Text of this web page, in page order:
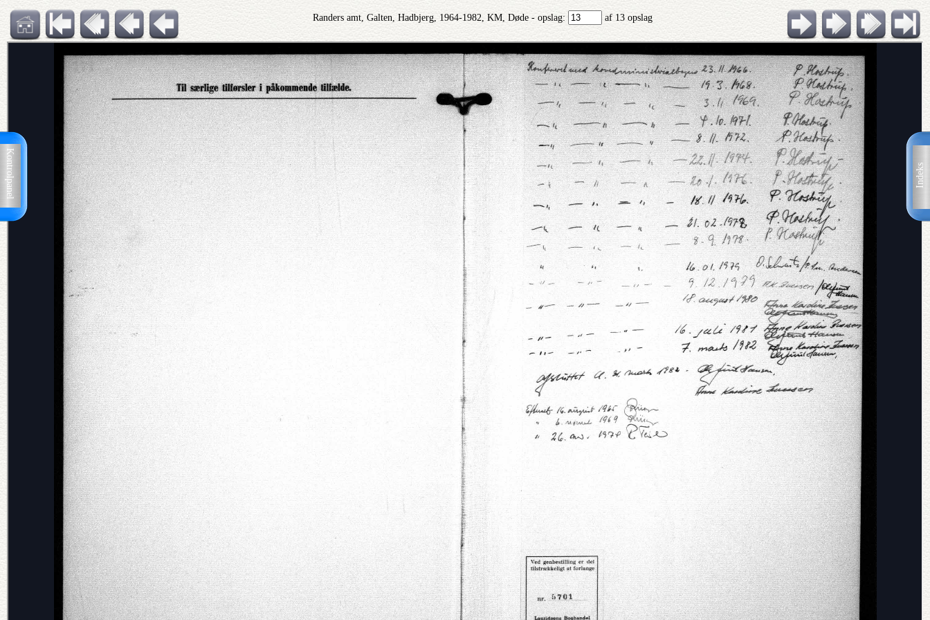
Indeks
Kontrolpanel
Randers amt, Galten, Hadbjerg, 1964-1982, KM, Døde - opslag: af 13 opslag